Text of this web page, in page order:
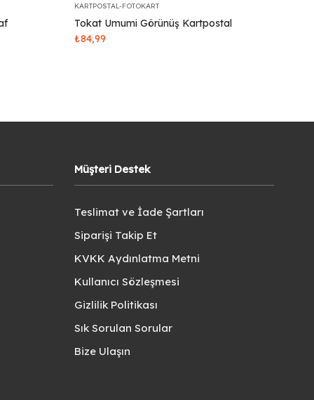
KARTPOSTAL-FOTOKART
Tokat Umumi Görünüş Kartpostal
₺84,99
Müşteri Destek
Teslimat ve İade Şartları
Siparişi Takip Et
KVKK Aydınlatma Metni
Kullanıcı Sözleşmesi
Gizlilik Politikası
Sık Sorulan Sorular
Bize Ulaşın